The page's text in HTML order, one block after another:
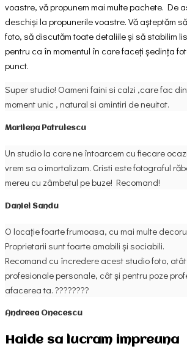
voastre, vă propunem mai multe pachete. De
deschiși la propunerile voastre. Vă așteptăm
foto, să discutăm toate detaliile și să stabilim
pentru ca în momentul în care faceți ședința
punct.
Super studio! Oameni faini si calzi ,care fac
moment unic , natural si amintiri de neuitat.
Marilena Patrulescu
Un studio la care ne întoarcem cu fiecare
vrem sa o imortalizam. Cristi este fotograful
mereu cu zâmbetul pe buze! Recomand!
Daniel Sandu
O locație foarte frumoasa, cu mai multe
Proprietarii sunt foarte amabili și sociabili.
Recomand cu încredere acest studio foto,
profesionale personale, cât și pentru poze
afacerea ta. ????????
Andreea Onecescu
Haide sa lucram impreuna